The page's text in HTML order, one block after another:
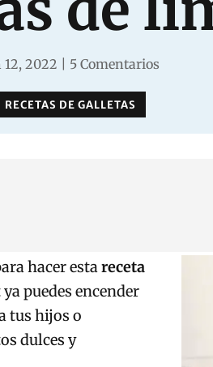
12, 2022 5 Comentarios
RECETAS DE GALLETAS
hacer estareceta
puedes encender
tus hijos o
dulces y